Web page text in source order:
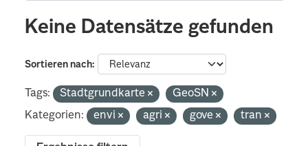
Keine Datensätze gefunden
Sortieren nach
Tags: Stadtgrundkarte
GeoSN
Kategorien:
envi agri gove tran